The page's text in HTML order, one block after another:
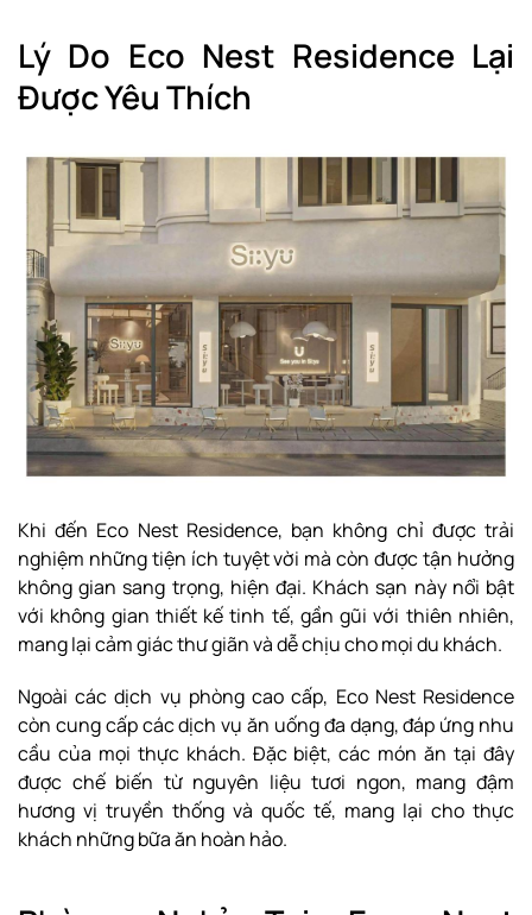
Lý Do Eco Nest Residence Lại
Được Yêu Thích
Khi đến Eco Nest Residence, bạn không chỉ được trải
nghiệm những tiện ích tuyệt vời mà còn được tận hưởng
không gian sang trọng, hiện đại. Khách sạn này nổi bật
với không gian thiết kế tinh tế, gần gũi với thiên nhiên,
mang lại cảm giác thư giãn và dễ chịu cho mọi du khách.
Ngoài các dịch vụ phòng cao cấp, Eco Nest Residence
còn cung cấp các dịch vụ ăn uống đa dạng, đáp ứng nhu
cầu của mọi thực khách. Đặc biệt, các món ăn tại đây
được chế biến từ nguyên liệu tươi ngon, mang đậm
hương vị truyền thống và quốc tế, mang lại cho thực
khách những bữa ăn hoàn hảo.